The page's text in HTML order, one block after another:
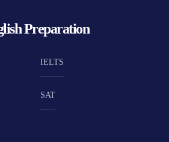
Preparation
IELTS
SAT